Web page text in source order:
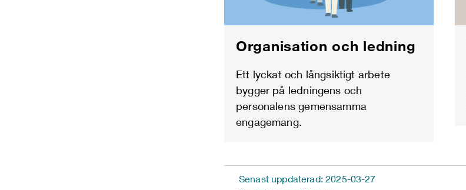
Organisation och ledning
Ett lyckat och långsiktigt arbete
bygger på ledningens och
personalens gemensamma
engagemang.
Senast uppdaterad: 2025-03-27